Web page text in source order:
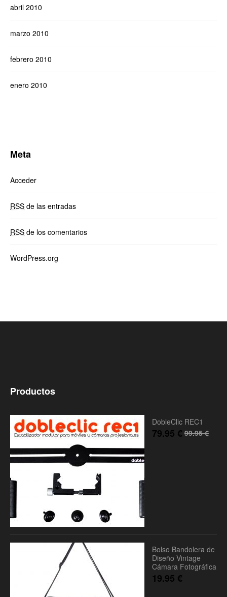
abril 2010
marzo 2010
febrero 2010
enero 2010
Meta
Acceder
RSS de las entradas
RSS de los comentarios
WordPress.org
Productos
DobleClic REC1
99.95€
79.95 €
Bolso Bandolera de
Diseño Vintage
Cámara Fotográfica
19.95 €